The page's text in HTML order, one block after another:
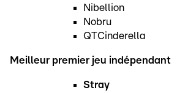
Nibellion
Nobru
QTCinderella
Meilleur premier jeu indépendant
Stray